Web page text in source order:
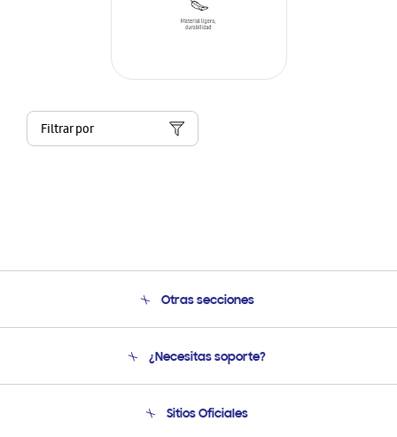
Filtrar por
Otras secciones
Soporte
Condiciones de Compra
¿Necesitas soporte?
Soporte vía eMail
Sitios Oficiales